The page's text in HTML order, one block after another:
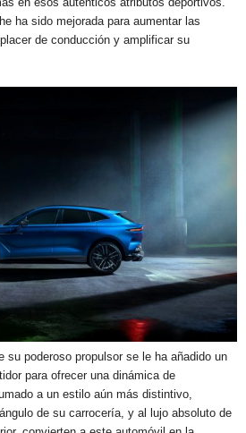
ha sido mejorada para aumentar las
de conducción y amplificar su
su poderoso propulsor se le ha añadido un
para ofrecer una dinámica de
a un estilo aún más distintivo,
de su carrocería, y al lujo absoluto de